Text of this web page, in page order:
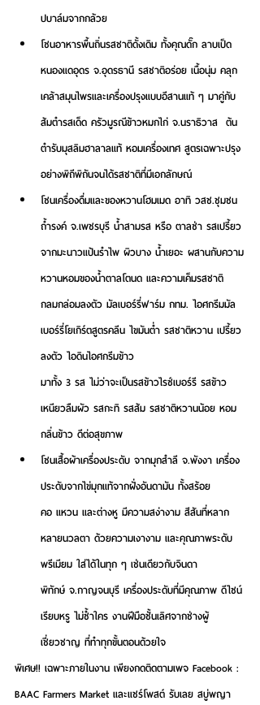
ปบาล์มจากกล้วย
โซนอาหารพื้นถิ่นรสชาติดั้งเดิม ทั้งคุณดั๊ก ลาบเป็ด
หนองแดอุดร จ.อุดรธานี รสชาติอร่อย เนื้อนุ่ม คลุก
เคล้าสมุนไพรและเครื่องปรุงแบบอีสานแท้ ๆ มาคู่กับ
ส้มตำรสเด็ด ครัวมูรณีข้าวหมกไก่ จ.นราธิวาส ต้น
ตำรับมุสลิมฮาลาลแท้ หอมเครื่องเทศ สูตรเฉพาะปรุง
อย่างพิถีพิถันจนได้รสชาติที่มีเอกลักษณ์
โซนเครื่องดื่มและของหวานโฮมเมด อาทิ วสช.ชุมชน
ถ้ำรงค์ จ.เพชรบุรี น้ำสามรส หรือ ตาลซ่า รสเปรี้ยว
จากมะนาวแป้นรำไพ ผิวบาง น้ำเยอะ ผสานกับความ
หวานหอมของน้ำตาลโตนด และความเค็มรสชาติ
กลมกล่อมลงตัว มัลเบอร์รี่ฟาร์ม กทม. ไอศกรีมมัล
เบอร์รี่โยเกิร์ตสูตรคลีน ไขมันต่ำ รสชาติหวาน เปรี้ยว
ลงตัว ไอดินไอศกรีมข้าว
มาทั้ง 3 รส ไม่ว่าจะเป็นรสข้าวไรซ์เบอร์รี รสข้าว
เหนียวลืมผัว รสกะทิ รสส้ม รสชาติหวานน้อย หอม
กลิ่นข้าว ดีต่อสุขภาพ
โซนเสื้อผ้าเครื่องประดับ จากมุกสำลี จ.พังงา เครื่อง
ประดับจากไข่มุกแท้จากฝั่งอันดามัน ทั้งสร้อย
คอ แหวน และต่างหู มีความสง่างาม สีสันที่หลาก
หลายนวลตา ด้วยความเงางาม และคุณภาพระดับ
พรีเมียม ใส่ได้ในทุก ๆ เช่นเดียวกับจินดา
พิทักษ์ จ.กาญจนบุรี เครื่องประดับที่มีคุณภาพ ดีไซน์
เรียบหรู ไม่ซ้ำใคร งานฝีมือชั้นเลิศจากช่างผู้
เชี่ยวชาญ ที่ทำทุกขั้นตอนด้วยใจ
พิเศษ!! เฉพาะภายในงาน เพียงกดติดตามเพจ Facebook :
BAAC Farmers Market และแชร์โพสต์ รับเลย สบู่พญา